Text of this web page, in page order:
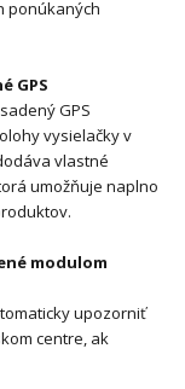
ponúkaných
GPS
GPS
vysielačky v
vlastné
umožňuje naplno
modulom
upozorniť
centre, ak